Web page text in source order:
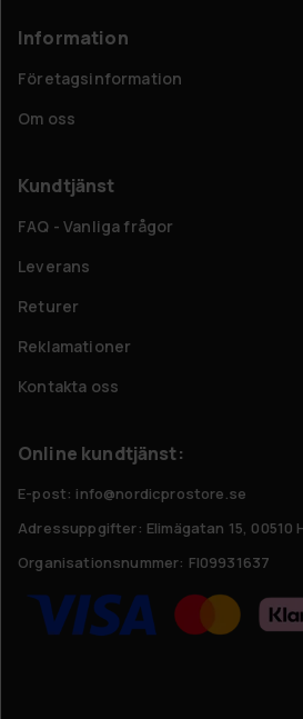
Information
Företagsinformation
Om oss
Kundtjänst
FAQ - Vanliga frågor
Leverans
Returer
Reklamationer
Kontakta oss
Online kundtjänst:
E-post: info@nordicprostore.se
Adressuppgifter: Elimägatan 15,
Organisationsnummer: FI09931637